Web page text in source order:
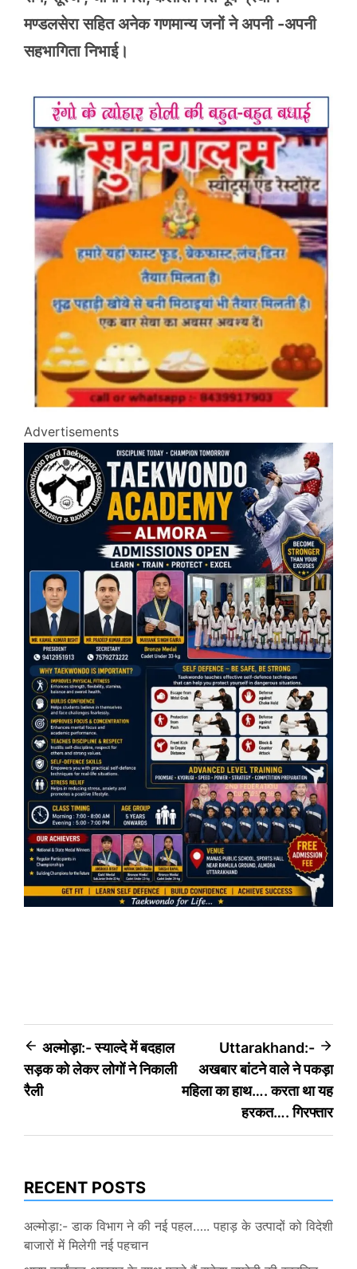
मण्डलसेरा सहित अनेक गणमान्य जनों ने अपनी -अपनी
सहभागिता निभाई।
Advertisements
Post
navigation
अल्मोड़ा:- स्याल्दे में बदहाल
सड़क को लेकर लोगों ने निकाली
रैली
Uttarakhand:-
अखबार बांटने वाले ने पकड़ा
महिला का हाथ…. करता था यह
हरकत…. गिरफ्तार
RECENT POSTS
अल्मोड़ा:- डाक विभाग ने की नई पहल….. पहाड़ के उत्पादों को विदेशी
बाजारों में मिलेगी नई पहचान